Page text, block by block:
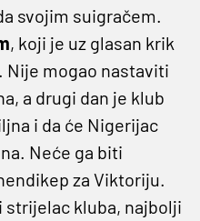
svojim suigračem.
, koji je uz glasan krik
Nije mogao nastaviti
a drugi dan je klub
i da će Nigerijac
Neće ga biti
za Viktoriju.
strijelac kluba, najbolji